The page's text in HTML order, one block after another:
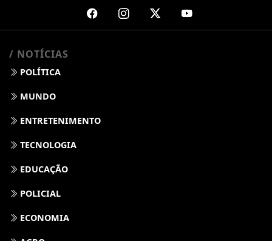
/ NOTÍCIAS
POLÍTICA
MUNDO
ENTRETENIMENTO
TECNOLOGIA
EDUCAÇÃO
POLICIAL
ECONOMIA